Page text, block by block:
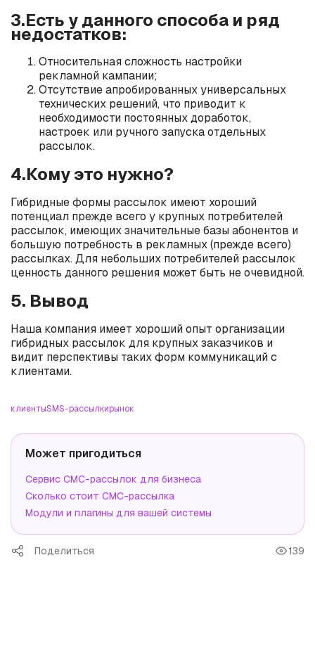
3.Есть у данного способа и ряд
недостатков:
Относительная сложность настройки
рекламной кампании;
Отсутствие апробированных универсальных
технических решений, что приводит к
необходимости постоянных доработок,
настроек или ручного запуска отдельных
рассылок.
4.Кому это нужно?
Гибридные формы рассылок имеют хороший
потенциал прежде всего у крупных потребителей
рассылок, имеющих значительные базы абонентов и
большую потребность в рекламных (прежде всего)
рассылках. Для небольших потребителей рассылок
ценность данного решения может быть не очевидной.
5. Вывод
Наша компания имеет хороший опыт организации
гибридных рассылок для крупных заказчиков и
видит перспективы таких форм коммуникаций с
клиентами.
клиентыSMS-рассылкирынок
Может пригодиться
Сервис СМС-рассылок для бизнеса
Сколько стоит СМС-рассылка
Модули и плагины для вашей системы
Поделиться 139